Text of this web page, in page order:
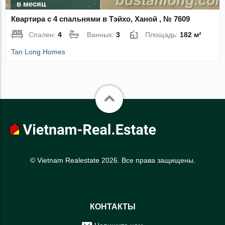
в месяц
Квартира с 4 спальнями в Тэйхо, Ханой , № 7609
Спален:4 Ванных:3 Площадь: 182 м²
Tan Long Homes
© Vietnam Realestate 2026. Все права защищены.
КОНТАКТЫ